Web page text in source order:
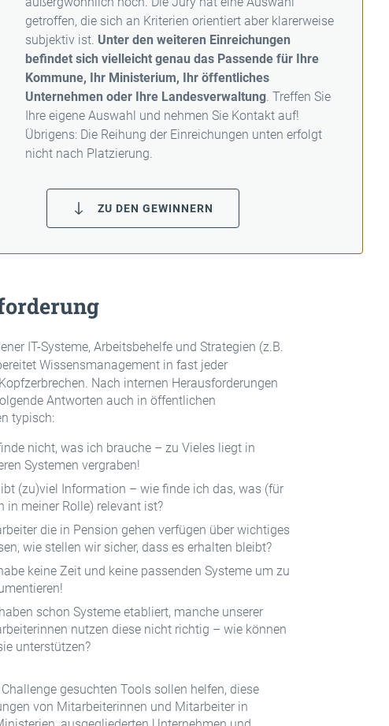
getroffen, die sich an Kriterien orientiert aber klarerweise
subjektiv ist. Unter den weiteren Einreichungen
befindet sich vielleicht genau das Passende für Ihre
Kommune, Ihr Ministerium, Ihr öffentliches
Unternehmen oder Ihre Landesverwaltung. Treffen Sie
Ihre eigene Auswahl und nehmen Sie Kontakt auf!
Übrigens: Die Reihung der Einreichungen unten erfolgt
nicht nach Platzierung.
ZU DEN GEWINNERN
IT-Systeme, Arbeitsbehelfe und Strategien (z.B.
Wissensmanagement in fast jeder
Nach internen Herausforderungen
Antworten auch in öffentlichen
typisch:
nicht, was ich brauche – zu Vieles liegt in
Systemen vergraben!
(zu)viel Information – wie finde ich das, was (für
in meiner Rolle) relevant ist?
die in Pension gehen verfügen über wichtiges
wie stellen wir sicher, dass es erhalten bleibt?
keine Zeit und keine passenden Systeme um zu
schon Systeme etabliert, manche unserer
nutzen diese nicht richtig – wie können
unterstützen?
gesuchten Tools sollen helfen, diese
von Mitarbeiterinnen und Mitarbeiter in